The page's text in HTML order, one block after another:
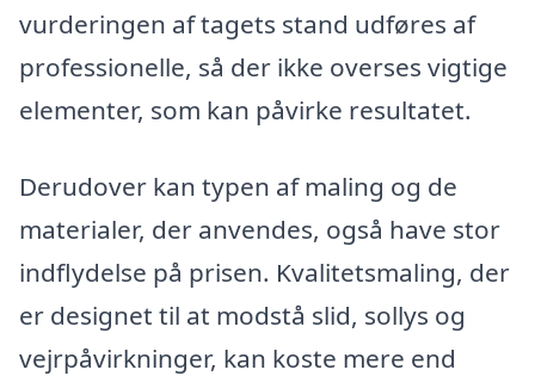
vurderingen af tagets stand udføres af
professionelle, så der ikke overses vigtige
elementer, som kan påvirke resultatet.
Derudover kan typen af maling og de
materialer, der anvendes, også have stor
indflydelse på prisen. Kvalitetsmaling, der
er designet til at modstå slid, sollys og
vejrpåvirkninger, kan koste mere end